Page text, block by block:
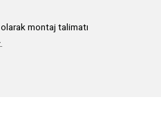
montaj talimatı